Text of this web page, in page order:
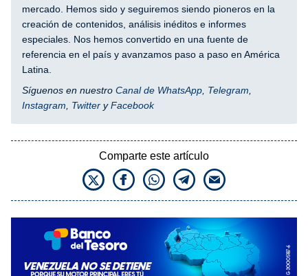
mercado. Hemos sido y seguiremos siendo pioneros en la
creación de contenidos, análisis inéditos e informes
especiales. Nos hemos convertido en una fuente de
referencia en el país y avanzamos paso a paso en América
Latina.
Síguenos en nuestro Canal de WhatsApp Telegram
Instagram
Twitter yFacebook
Comparte este artículo